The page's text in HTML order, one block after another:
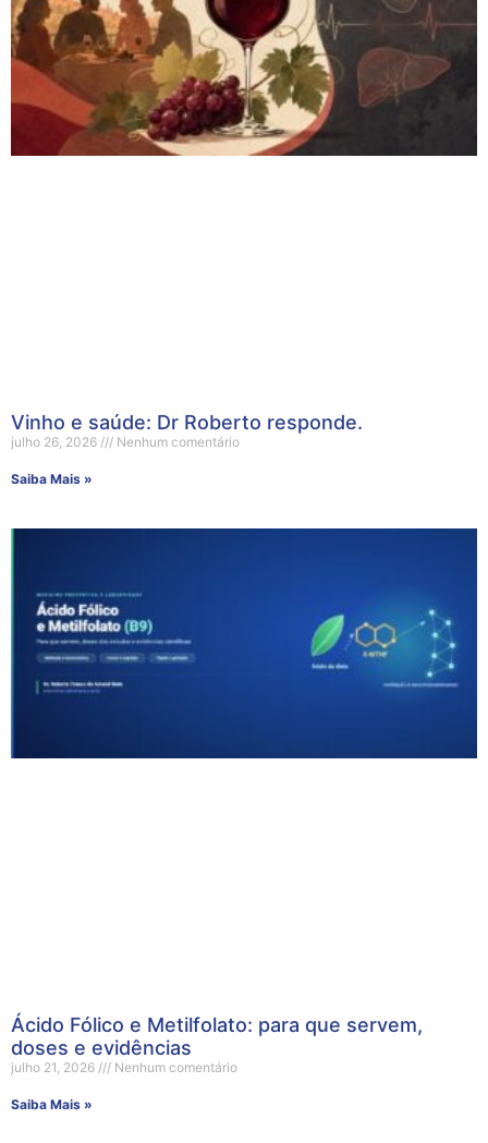
Vinho e saúde: Dr Roberto responde.
julho 26, 2026 Nenhum comentário
Saiba Mais »
Ácido Fólico e Metilfolato: para que servem,
doses e evidências
julho 21, 2026 Nenhum comentário
Saiba Mais »